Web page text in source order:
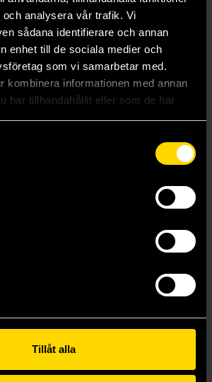
analysera vår trafik. Vi
sådana identifierare och annan
enhet till de sociala medier och
som vi samarbetar med.
kombinera informationen med annan
har tillhandahållit eller som de har
Tillåt alla
alla delar och format